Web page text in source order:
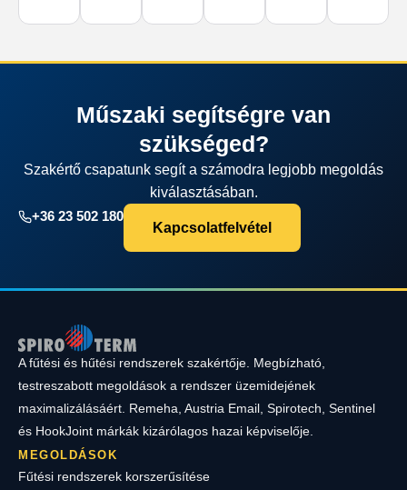
Műszaki segítségre van
szükséged?
Szakértő csapatunk segít a számodra legjobb megoldás
kiválasztásában.
+36 23 502 180
Kapcsolatfelvétel
A fűtési és hűtési rendszerek szakértője. Megbízható,
testreszabott megoldások a rendszer üzemidejének
maximalizálásáért. Remeha, Austria Email, Spirotech, Sentinel
és HookJoint márkák kizárólagos hazai képviselője.
MEGOLDÁSOK
Fűtési rendszerek korszerűsítése